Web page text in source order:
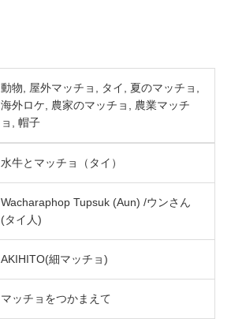
動物 屋外マッチョ タイ
夏のマッチョ
海外ロケ
農家のマッチョ
農業マッチ
ョ
帽子
水牛とマッチョ（タイ）
Wacharaphop Tupsuk (Aun) /ウンさん
(タイ人)
AKIHITO(細マッチョ)
マッチョをつかまえて